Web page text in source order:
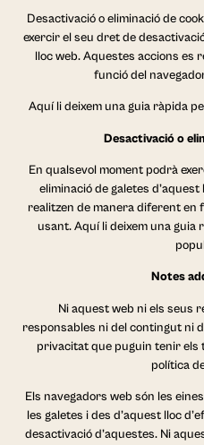
Desactivació o eliminació de
exercir el seu dret de
lloc web. Aquestes accions es
funció del
Aquí li deixem una guia ràpida
Desactivació o
En qualsevol moment podrà
eliminació de galetes
realitzen de manera diferent en
usant. Aquí li deixem una guia
Notes
Ni aquest web ni els seus
responsables ni del contingut ni
privacitat que puguin tenir
política
Els navegadors web són les
les galetes i des d’aquest lloc
desactivació d’aquestes. Ni